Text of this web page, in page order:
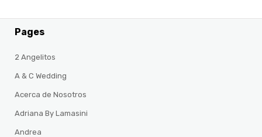
Pages
2 Angelitos
A & C Wedding
Acerca de Nosotros
Adriana By Lamasini
Andrea